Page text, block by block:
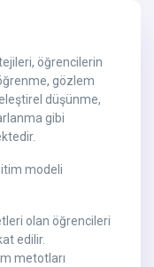
öğrencilerin
gözlem
düşünme,
gibi
modeli
olan öğrencileri
edilir.
metotları